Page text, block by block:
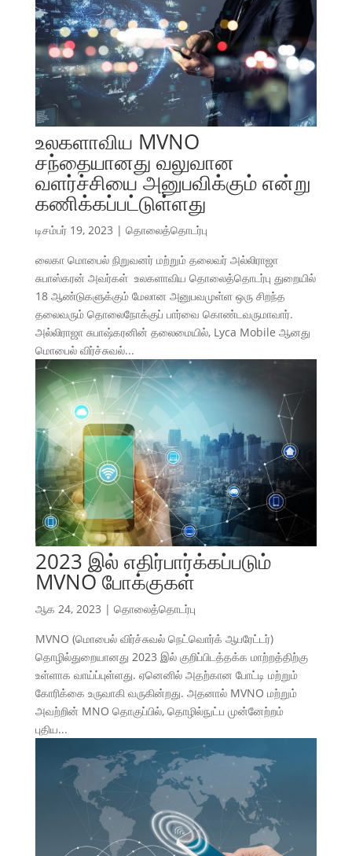
உலகளாவிய MVNO
சந்தையானது வலுவான
வளர்ச்சியை அனுபவிக்கும் என்று
கணிக்கப்பட்டுள்ளது
டிசம்பர் 19, 2023 | தொலைத்தொடர்பு
லைகா மொபைல் நிறுவனர் மற்றும் தலைவர் அல்லிராஜா
சுபாஸ்கரன் அவர்கள் உலகளாவிய தொலைத்தொடர்பு துறையில்
18 ஆண்டுகளுக்கும் மேலான அனுபவமுள்ள ஒரு சிறந்த
தலைவரும் தொலைநோக்குப் பார்வை கொண்டவருமாவார்.
அல்லிராஜா சுபாஷ்கரனின் தலைமையில், Lyca Mobile ஆனது
மொபைல் விர்ச்சுவல்...
2023 இல் எதிர்பார்க்கப்படும்
MVNO போக்குகள்
ஆக 24, 2023 | தொலைத்தொடர்பு
MVNO (மொபைல் விர்ச்சுவல் நெட்வொர்க் ஆபரேட்டர்)
தொழில்துறையானது 2023 இல் குறிப்பிடத்தக்க மாற்றத்திற்கு
உள்ளாக வாய்ப்புள்ளது. ஏனெனில் அதற்கான போட்டி மற்றும்
கோரிக்கை உருவாகி வருகின்றது. அதனால் MVNO மற்றும்
அவற்றின் MNO தொகுப்பில், தொழில்நுட்ப முன்னேற்றம்
புதிய...